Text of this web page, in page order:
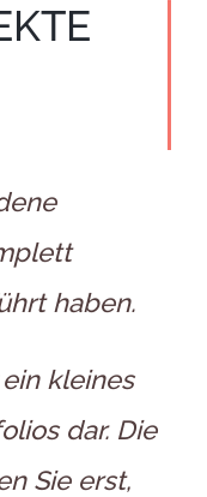
haben.
kleines
dar. Die
Sie erst,